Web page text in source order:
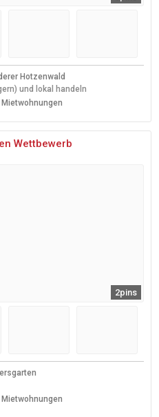
Hotzenwald
und lokal handeln
Mietwohnungen
Wettbewerb
2pins
Mietwohnungen